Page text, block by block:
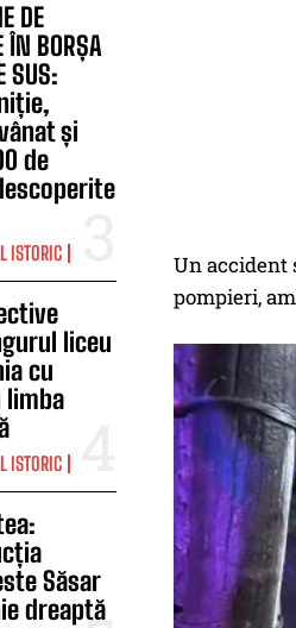
DE
ÎN BORȘA
SUS:
și
de
ISTORIC
liceu
cu
limba
ISTORIC
Săsar
dreaptă
Un accident
pompieri,